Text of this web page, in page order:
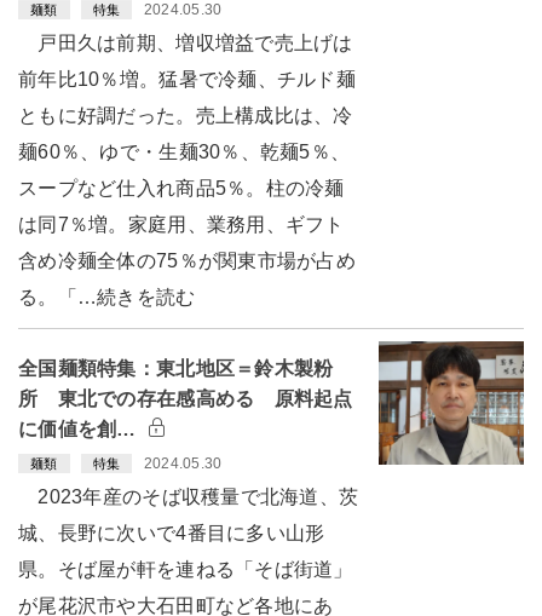
麺類 特集 2024.05.30
戸田久は前期、増収増益で売上げは
前年比10％増。猛暑で冷麺、チルド麺
ともに好調だった。売上構成比は、冷
麺60％、ゆで・生麺30％、乾麺5％、
スープなど仕入れ商品5％。柱の冷麺
は同7％増。家庭用、業務用、ギフト
含め冷麺全体の75％が関東市場が占め
る。「…続きを読む
全国麺類特集：東北地区＝鈴木製粉
所 東北での存在感高める 原料起点
に価値を創…
麺類 特集 2024.05.30
2023年産のそば収穫量で北海道、茨
城、長野に次いで4番目に多い山形
県。そば屋が軒を連ねる「そば街道」
が尾花沢市や大石田町など各地にあ